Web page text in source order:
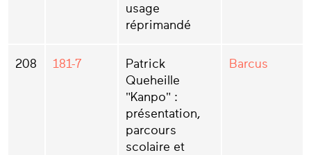
usage
réprimandé
208 181-7
Patrick
Queheille
"Kanpo" :
présentation,
parcours
scolaire et
Barcus